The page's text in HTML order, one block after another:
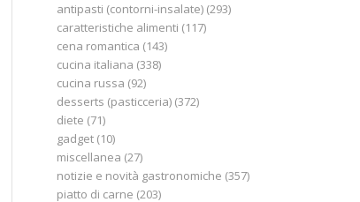
antipasti (contorni-insalate) (293)
caratteristiche alimenti (117)
cena romantica (143)
cucina italiana (338)
cucina russa (92)
desserts (pasticceria) (372)
diete (71)
gadget (10)
miscellanea (27)
notizie e novità gastronomiche (357)
piatto di carne (203)